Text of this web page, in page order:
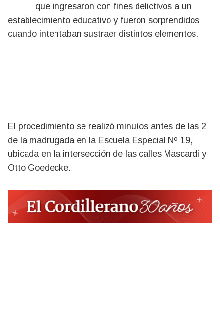
que ingresaron con fines delictivos a un
establecimiento educativo y fueron sorprendidos
cuando intentaban sustraer distintos elementos.
El procedimiento se realizó minutos antes de las 2
de la madrugada en la Escuela Especial Nº 19,
ubicada en la intersección de las calles Mascardi y
Otto Goedecke.